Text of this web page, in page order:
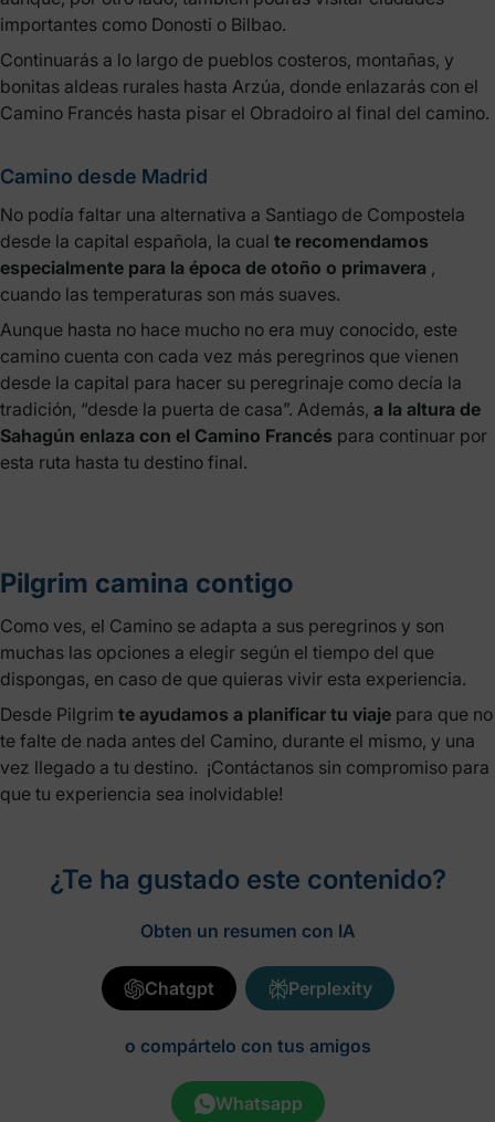
importantes como Donosti o Bilbao.
Continuarás a lo largo de pueblos costeros, montañas, y
bonitas aldeas rurales hasta Arzúa, donde enlazarás con el
Camino Francés hasta pisar el Obradoiro al final del camino.
Camino desde Madrid
No podía faltar una alternativa a Santiago de Compostela
desde la capital española, la cual te recomendamos
especialmente para la época de otoño o primavera ,
cuando las temperaturas son más suaves.
Aunque hasta no hace mucho no era muy conocido, este
camino cuenta con cada vez más peregrinos que vienen
desde la capital para hacer su peregrinaje como decía la
tradición, “desde la puerta de casa”. Además, a la altura de
Sahagún enlaza con el Camino Francés para continuar por
esta ruta hasta tu destino final.
Pilgrim camina contigo
Como ves, el Camino se adapta a sus peregrinos y son
muchas las opciones a elegir según el tiempo del que
dispongas, en caso de que quieras vivir esta experiencia.
Desde Pilgrim te ayudamos a planificar tu viaje para que no
te falte de nada antes del Camino, durante el mismo, y una
vez llegado a tu destino. ¡Contáctanos sin compromiso para
que tu experiencia sea inolvidable!
¿Te ha gustado este contenido?
Obten un resumen con IA
Chatgpt Perplexity
o compártelo con tus amigos
Whatsapp